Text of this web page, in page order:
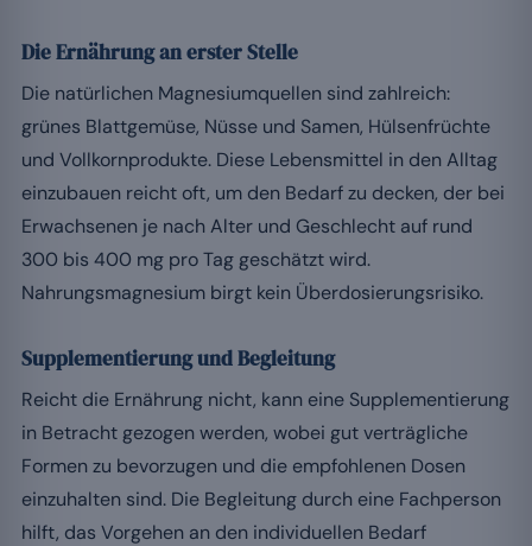
Die Ernährung an erster Stelle
Die natürlichen Magnesiumquellen sind zahlreich:
grünes Blattgemüse, Nüsse und Samen, Hülsenfrüchte
und Vollkornprodukte. Diese Lebensmittel in den Alltag
einzubauen reicht oft, um den Bedarf zu decken, der bei
Erwachsenen je nach Alter und Geschlecht auf rund
300 bis 400 mg pro Tag geschätzt wird.
Nahrungsmagnesium birgt kein Überdosierungsrisiko.
Supplementierung und Begleitung
Reicht die Ernährung nicht, kann eine Supplementierung
in Betracht gezogen werden, wobei gut verträgliche
Formen zu bevorzugen und die empfohlenen Dosen
einzuhalten sind. Die Begleitung durch eine Fachperson
hilft, das Vorgehen an den individuellen Bedarf